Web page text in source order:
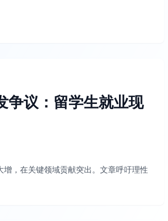
争议：留学生就业现
，在关键领域贡献突出。文章呼吁理性